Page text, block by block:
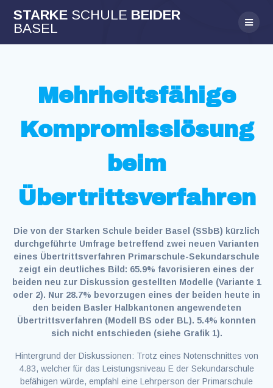
to
STARKE SCHULE BEIDER
BASEL
Mehrheitsfähige
Kompromisslösung
beim
Übertrittsverfahren
Die von der Starken Schule beider Basel (SSbB) kürzlich
durchgeführte Umfrage betreffend zwei neuen Varianten
eines Übertrittsverfahren Primarschule-Sekundarschule
zeigt ein deutliches Bild: 65.9% favorisieren eines der
beiden neu zur Diskussion gestellten Modelle (Variante 1
oder 2). Nur 28.7% bevorzugen eines der beiden heute in
den beiden Basler Halbkantonen angewendeten
Übertrittsverfahren (Modell BS oder BL). 5.4% konnten
sich nicht entschieden (siehe Grafik 1).
Hintergrund der Diskussionen: Trotz eines Notenschnittes von
4.83, welcher für das Leistungsniveau E der Sekundarschule
befähigen würde, empfahl eine Lehrperson der Primarschule